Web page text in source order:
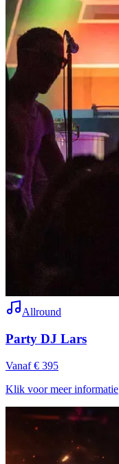
Allround
Party DJ Lars
Vanaf € 395
Klik voor meer informatie